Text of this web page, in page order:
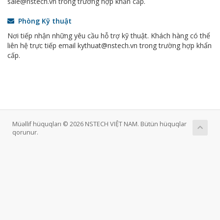
Phòng Kỹ thuật
Nơi tiếp nhận những yêu cầu hỗ trợ kỹ thuật. Khách hàng có thể
liên hệ trực tiếp email kythuat@nstech.vn trong trường hợp khẩn
cấp.
Müəllif hüquqları © 2026 NSTECH VIỆT NAM. Bütün hüquqlar
qorunur.